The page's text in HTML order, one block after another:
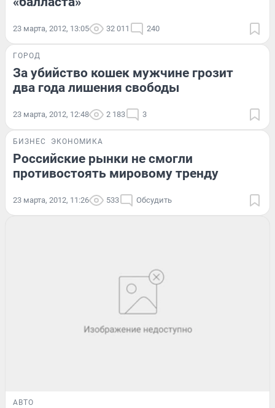
23 марта, 2012, 13:05 32 011 240
ГОРОД
За убийство кошек мужчине грозит
два года лишения свободы
23 марта, 2012, 12:48 2 183 3
БИЗНЕС ЭКОНОМИКА
Российские рынки не смогли
противостоять мировому тренду
23 марта, 2012, 11:26 533 Обсудить
АВТО